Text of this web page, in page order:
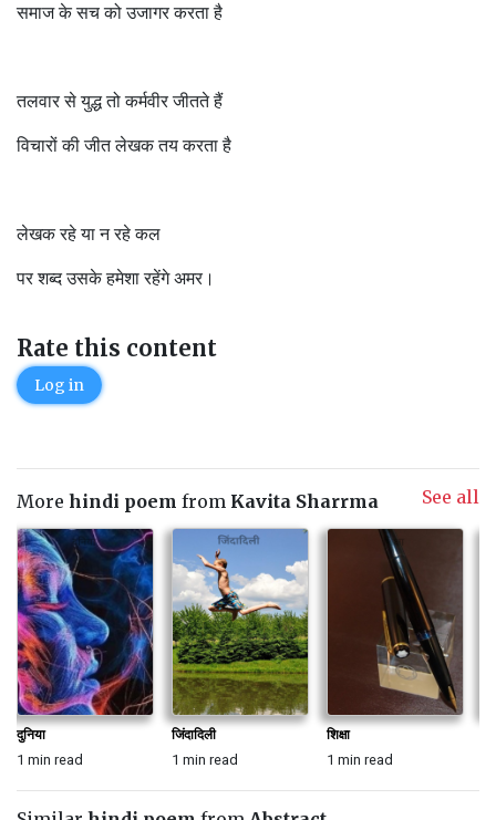
समाज के सच को उजागर करता है
तलवार से युद्ध तो कर्मवीर जीतते हैं
विचारों की जीत लेखक तय करता है
लेखक रहे या न रहे कल
पर शब्द उसके हमेशा रहेंगे अमर। ‌
Rate this content
Log in
More hindi poem from Kavita Sharrma See all
दुनिया
1 min read
जिंदादिली
1 min read
शिक्षा
1 min read